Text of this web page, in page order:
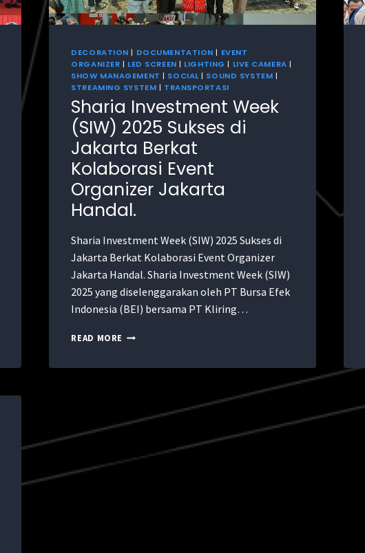
DECORATION | DOCUMENTATION | EVENT
ORGANIZER | LED SCREEN | LIGHTING | LIVE CAMERA |
SHOW MANAGEMENT | SOCIAL| SOUND SYSTEM |
STREAMING SYSTEM | TRANSPORTASI
Sharia Investment Week
(SIW) 2025 Sukses di
Jakarta Berkat
Kolaborasi Event
Organizer Jakarta
Handal.
Sharia Investment Week (SIW) 2025 Sukses di
Jakarta Berkat Kolaborasi Event Organizer
Jakarta Handal. Sharia Investment Week (SIW)
2025 yang diselenggarakan oleh PT Bursa Efek
Indonesia (BEI) bersama PT Kliring…
READ MORE